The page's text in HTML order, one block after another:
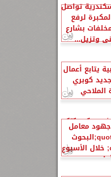
تواصل
لرفع
بشارع
وتزيل...
يتابع أعمال
كوبري
الزراعةquot; تنشر تقريرًا
معامل
ومعاهد quot;البحوث
الزراعيةquot; خلال الأسبوع